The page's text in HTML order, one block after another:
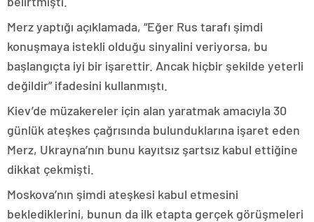
Merz yaptığı açıklamada, “Eğer Rus tarafı şimdi
konuşmaya istekli olduğu sinyalini veriyorsa, bu
başlangıçta iyi bir işarettir. Ancak hiçbir şekilde yeterli
değildir” ifadesini kullanmıştı.
Kiev’de müzakereler için alan yaratmak amacıyla 30
günlük ateşkes çağrısında bulunduklarına işaret eden
Merz, Ukrayna’nın bunu kayıtsız şartsız kabul ettiğine
dikkat çekmişti.
Moskova’nın şimdi ateşkesi kabul etmesini
beklediklerini, bunun da ilk etapta gerçek görüşmeleri